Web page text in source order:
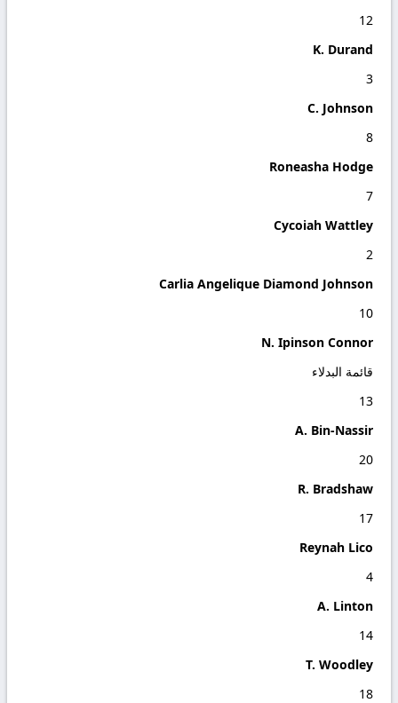
12
K. Durand
3
C. Johnson
8
Roneasha Hodge
7
Cycoiah Wattley
2
Carlia Angelique Diamond Johnson
10
N. Ipinson Connor
قائمة البدلاء
13
A. Bin-Nassir
20
R. Bradshaw
17
Reynah Lico
4
A. Linton
14
T. Woodley
18